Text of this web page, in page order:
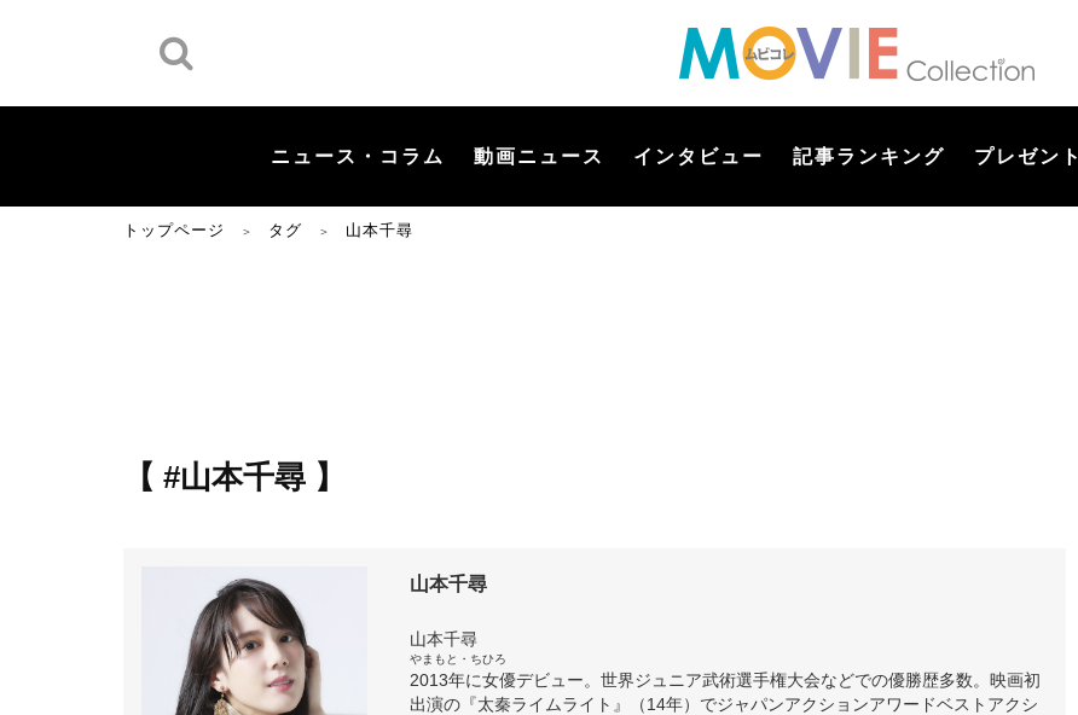
ニュース・コラム 動画ニュース インタビュー 記事ランキング プレゼント
トップページ ＞ タグ ＞ 山本千尋
【 #山本千尋 】
山本千尋
山本千尋
やまもと・ちひろ
2013年に女優デビュー。世界ジュニア武術選手権大会などでの優勝歴多数。映画初
出演の『太秦ライムライト』（14年）でジャパンアクションアワードベストアクシ